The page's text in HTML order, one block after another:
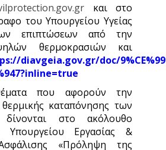
και στο
του Υπουργείου Υγείας
επιπτώσεων από την
θερμοκρασιών και
diavgeia.gov.gr/doc/
που αφορούν την
καταπόνησης των
δίνονται στο ακόλουθο
Υπουργείου Εργασίας &
«Πρόληψη της